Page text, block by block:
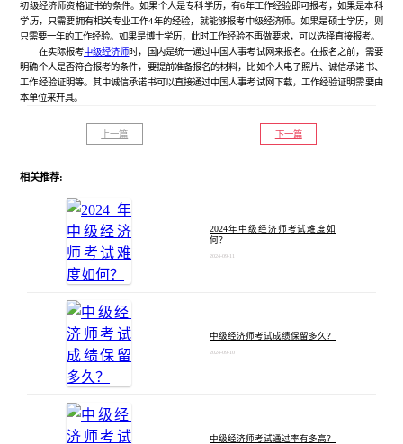
初级经济师资格证书的条件。如果个人是专科学历，有6年工作经验即可报考，如果是本科
学历，只需要拥有相关专业工作4年的经验，就能够报考中级经济师。如果是硕士学历，则
只需要一年的工作经验。如果是博士学历，此时工作经验不再做要求，可以选择直接报考。
在实际报考中级经济师时，国内是统一通过中国人事考试网来报名。在报名之前，需要
明确个人是否符合报考的条件，要提前准备报名的材料，比如个人电子照片、诚信承诺书、
工作经验证明等。其中诚信承诺书可以直接通过中国人事考试网下载，工作经验证明需要由
本单位来开具。
上一篇 下一篇
相关推荐:
2024年中级经济师考试难度如
何？
2024-09-11
中级经济师考试成绩保留多久？
2024-09-10
中级经济师考试通过率有多高？